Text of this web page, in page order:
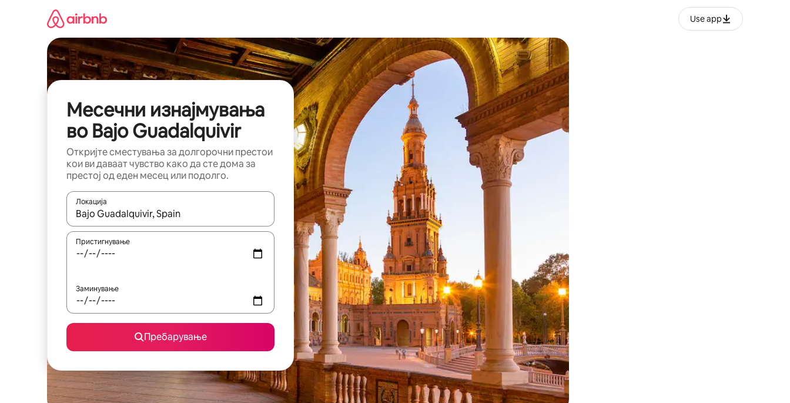
Use app
Месечни изнајмувања
во Bajo Guadalquivir
Откријте сместувања за долгорочни престои
кои ви даваат чувство како да сте дома за
престој од еден месец или подолго.
Локација
Кога резултатите се достапни, движете се со копчињата со стрелки нагоре и надолу или истражувајте со допирање или со лизгање.
Пристигнување
Заминување
Пребарување